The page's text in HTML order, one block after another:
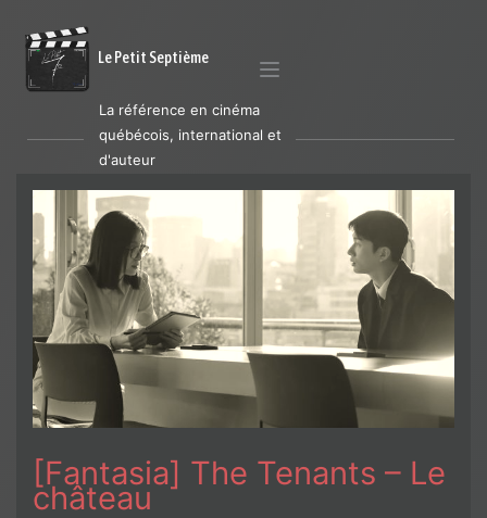
Le Petit Septième
La référence en cinéma
québécois, international et
d'auteur
[Fantasia] The Tenants – Le
château